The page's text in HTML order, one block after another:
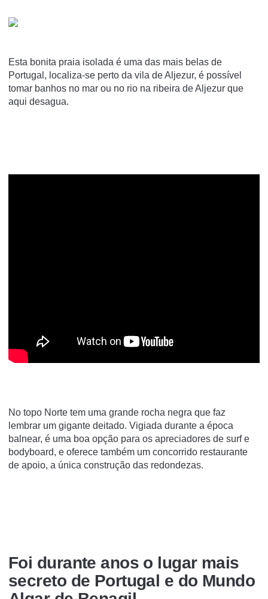
Esta bonita praia isolada é uma das mais belas de
Portugal, localiza-se perto da vila de Aljezur, é possível
tomar banhos no mar ou no rio na ribeira de Aljezur que
aqui desagua.
No topo Norte tem uma grande rocha negra que faz
lembrar um gigante deitado. Vigiada durante a época
balnear, é uma boa opção para os apreciadores de surf e
bodyboard, e oferece também um concorrido restaurante
de apoio, a única construção das redondezas.
Foi durante anos o lugar mais
secreto de Portugal e do Mundo